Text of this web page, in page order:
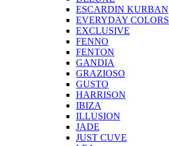
ESCARDIN KURBAN
EVERYDAY COLORS
EXCLUSIVE
FENNO
FENTON
GANDIA
GRAZIOSO
GUSTO
HARRISON
IBIZA
ILLUSION
JADE
JUST CUVE